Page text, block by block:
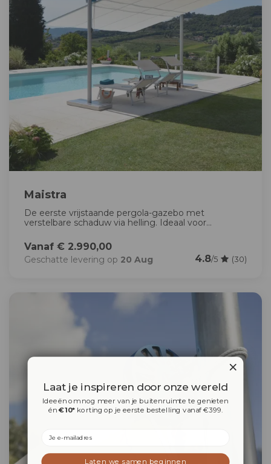
Maistra
De eerste vrijstaande pergola-gazebo met
verstelbare schaduw via helling. Ideaal voor...
Vanaf € 2.990,00
Geschatte levering op 20 Aug 4.8/5 (30)
Laat je inspireren door onze wereld
Ideeën om nog meer van je buitenruimte te genieten
én€10* korting op je eerste bestelling vanaf €399.
Laten we samen beginnen